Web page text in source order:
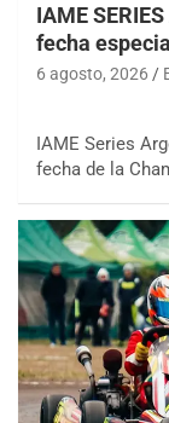
IAME
fecha
6 agosto, 2026
IAME Series
fecha de la